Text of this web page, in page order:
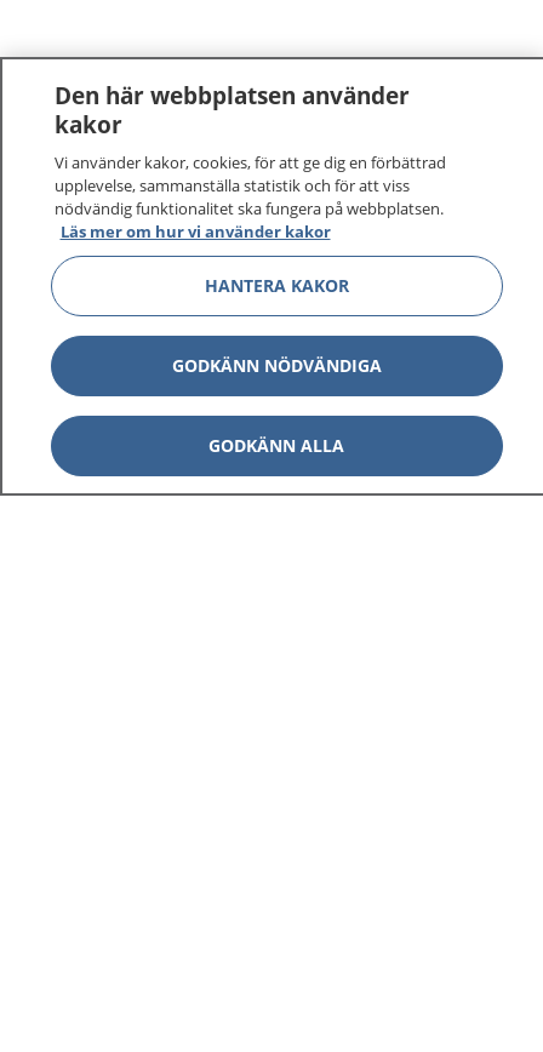
1177 tryggt om din hälsa och vård
På 1177.se får du råd om hälsa och information om
sjukdomar och vilka mottagningar du kan kontakta.
Logga in för att läsa din journal och göra dina
vårdärenden. Ring telefonnummer 1177 för
sjukvårdsrådgivning dygnet runt.
1177 ger dig råd när du vill må bättre.
Den här webbplatsen använder
kakor
Vi använder kakor, cookies, för att ge dig en förbättrad
upplevelse, sammanställa statistik och för att viss
nödvändig funktionalitet ska fungera på webbplatsen.
Läs mer om hur vi använder kakor
HANTERA KAKOR
GODKÄNN NÖDVÄNDIGA
GODKÄNN ALLA